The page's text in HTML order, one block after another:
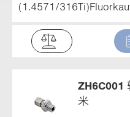
(1.4571/
ZH6C001
米